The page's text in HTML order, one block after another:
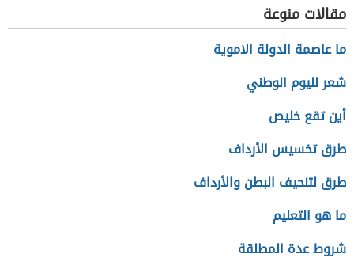
مقالات منوعة
ما عاصمة الدولة الاموية
شعر لليوم الوطني
أين تقع خليص
طرق تخسيس الأرداف
طرق لتنحيف البطن والأرداف
ما هو التعليم
شروط عدة المطلقة